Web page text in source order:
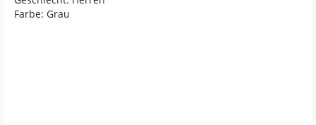
Farbe: Grau